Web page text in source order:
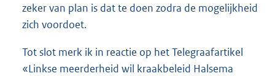
zeker van plan is dat te doen zodra de mogelijkheid
zich voordoet.
Tot slot merk ik in reactie op het Telegraafartikel
«Linkse meerderheid wil kraakbeleid Halsema